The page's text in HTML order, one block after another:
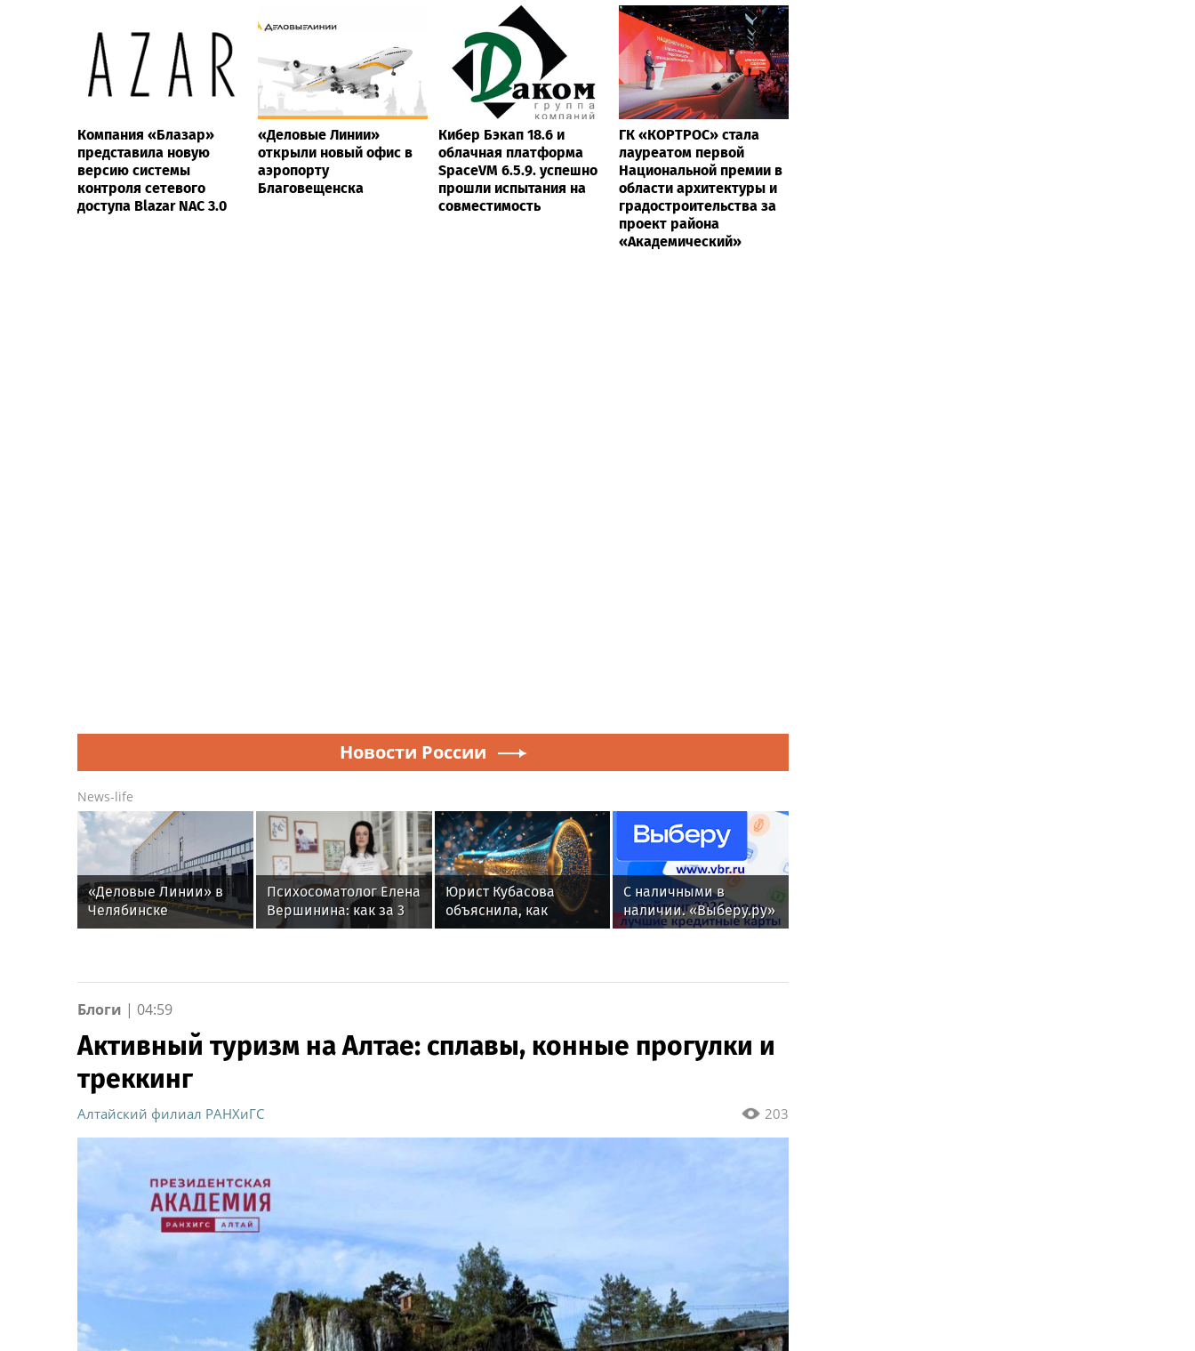
Компания «Блазар»
представила новую
версию системы
контроля сетевого
доступа Blazar NAC 3.0
«Деловые Линии»
открыли новый офис в
аэропорту
Благовещенска
Кибер Бэкап 18.6 и
облачная платформа
SpaceVM 6.5.9. успешно
прошли испытания на
совместимость
ГК «КОРТРОС» стала
лауреатом первой
Национальной премии в
области архитектуры и
градостроительства за
проект района
«Академический»
Новости России
News-life
«Деловые Линии» в
Челябинске
переезжают на новый
Психосоматолог Елена
Вершинина: как за 3
минуты вернуть себе
Юрист Кубасова
объяснила, как
бороться с шумными
С наличными в
наличии. «Выберу.ру»
составил рейтинг
2026 года
Блоги | 04:59
Активный туризм на Алтае: сплавы, конные прогулки и
треккинг
203
Алтайский филиал РАНХиГС